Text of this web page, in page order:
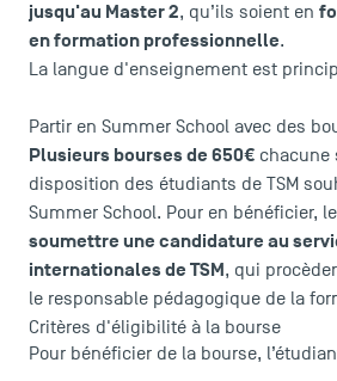
LES INDISPENSABLES
Le corps professoral
Campus tour
Accréditations
jusqu'au Master 2, qu’ils soient en
en formation professionnelle.
La langue d'enseignement est
Partir en Summer School avec des
Plusieurs bourses de 650€ chacune
disposition des étudiants de TSM
Summer School. Pour en bénéficier,
soumettre une candidature au
internationales de TSM, qui
le responsable pédagogique de la
Critères d'éligibilité à la bourse
Pour bénéficier de la bourse,